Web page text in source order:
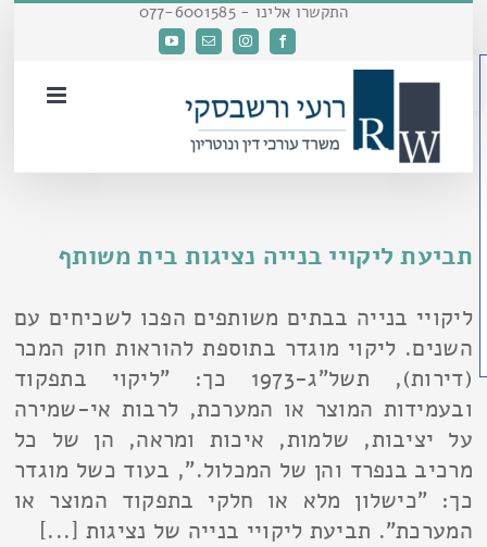
התקשרו אלינו - 077-6001585
Facebook
Instagramכתובת
דואר
YouTube
תביעת ליקויי בנייה נציגות בית משותף
ליקויי בנייה בבתים משותפים הפכו לשכיחים עם
השנים. ליקוי מוגדר בתוספת להוראות חוק המכר
(דירות), תשל"ג-1973 כך: "ליקוי בתפקוד
ובעמידות המוצר או המערכת, לרבות אי-שמירה
על יציבות, שלמות, איכות ומראה, הן של כל
מרכיב בנפרד והן של המכלול.", בעוד כשל מוגדר
כך: "כישלון מלא או חלקי בתפקוד המוצר או
המערכת". תביעת ליקויי בנייה של נציגות [...]
פתח סרגל נגישות